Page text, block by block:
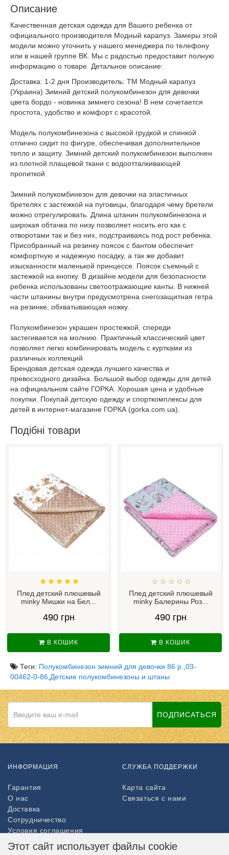
Описание
Качественная детская одежда для Вашего ребенка от
официального производителя Модный карапуз. Замеры этой
модели можно уточнить у нашего менеджера по телефону
или в нашей группе ВК. Мы с радостью предоставит полную
информацию о товаре. Детальное описание:
Доставка: 1-2 дня Производитель: ТМ Модный карапуз
(Украина) Зимний детский полукомбинезон для девочки
цвета бордо - новинка зимнего сезона! В нем сочетается
простота, удобство и комфорт с красотой.
Модель полукомбинезона с высокой грудкой и спинкой
отлично сидит по фигуре, обеспечивая дополнительное
тепло и защиту. Зимний детский полукомбинезон выполнен
из плотной плащевой ткани с водоотталкивающей
пропиткой.
Зимний полукомбинезон для девочки на эластичных
бретелях с застежкой на пуговицы, благодаря чему бретели
можно отрегулировать. Длина штанин полукомбинезона и
широкая обтачка по низу позволяет носить его как с
отворотами так и без них, подстраиваясь под рост ребенка.
Присобранный на резинку поясок с бантом обеспечит
комфортную и надежную посадку, а так же добавит
изысканности маленькой принцессе. Поясок съемный с
застежкой на кнопку. В дизайне модели для безопасности
ребенка использованы светоотражающие канты. В нижней
части штанины внутри предусмотрена снегозащитная гетра
на резинке, обхватывающая ножку.
Полукомбинезон украшен простежкой, спереди
застегивается на молнию. Практичный классический цвет
позволяет легко комбинировать модель с куртками из
различных коллекций
Брендовая детская одежда лучшего качества и
превосходного дизайна. Большой выбор одежды для детей
на официальном сайте ГОРКА. Хорошая цена и удобные
покупки. Покупай детскую одежду и спорткомплексы для
детей в интернет-магазине ГОРКА (gorka.com.ua).
Подібні товари
Плед детский плюшевый
minky Мишки на Бел...
490 грн
В КОШИК
Плед детский плюшевый
minky Балерины Роз...
490 грн
В КОШИК
Теги: Полукомбинезон зимний для девочки 86 р. 03-
00462-0-86 Детские полукомбинезоны и штаны
ПОДПИСАТЬСЯ
ИНФОРМАЦИЯ
Гарантия
О нас
Доставка
Сотрудничество
Условия соглашения
Возврат товара
СЛУЖБА ПОДДЕРЖКИ
Карта сайта
Связаться с нами
Этот сайт использует файлы cookie